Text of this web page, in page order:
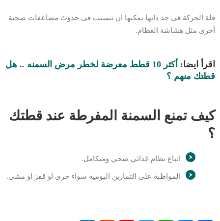
قلة الحركة فى حد ذاتها يمكنها ان تتسبب فى حدوث مضاعفات صحية
أخرى مثل هشاشة العظام.
اقرأ ايضا:
أكثر 10 قطط معرضة لخطر مرض السمنه .. هل
قطتك منهم ؟
كيف تمنع السمنة المفرطة عند قطتك
؟
اتباع نظام غذائي صحي ومتكامل.
المواظبة على التمارين اليومية سواء جرى او قفز او مشى.